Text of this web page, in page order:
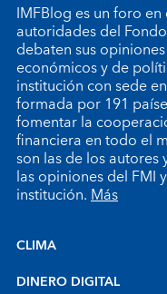
IMFBlog es un foro
autoridades del
debaten sus
económicos y de
institución con sede
formada por 191
fomentar la
financiera en todo el
son las de los
las opiniones del FMI
institución.Más
CLIMA
DINERO DIGITAL